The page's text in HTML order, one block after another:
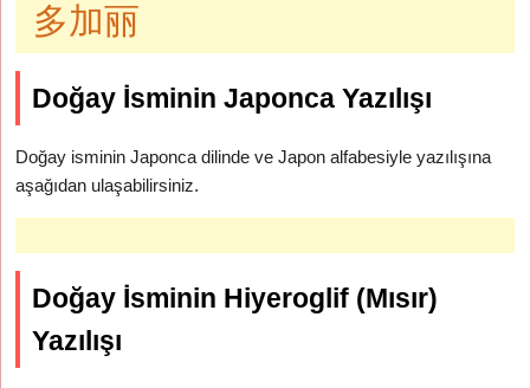
多加丽
Doğay İsminin Japonca Yazılışı
Doğay isminin Japonca dilinde ve Japon alfabesiyle yazılışına
aşağıdan ulaşabilirsiniz.
Doğay İsminin Hiyeroglif (Mısır)
Yazılışı